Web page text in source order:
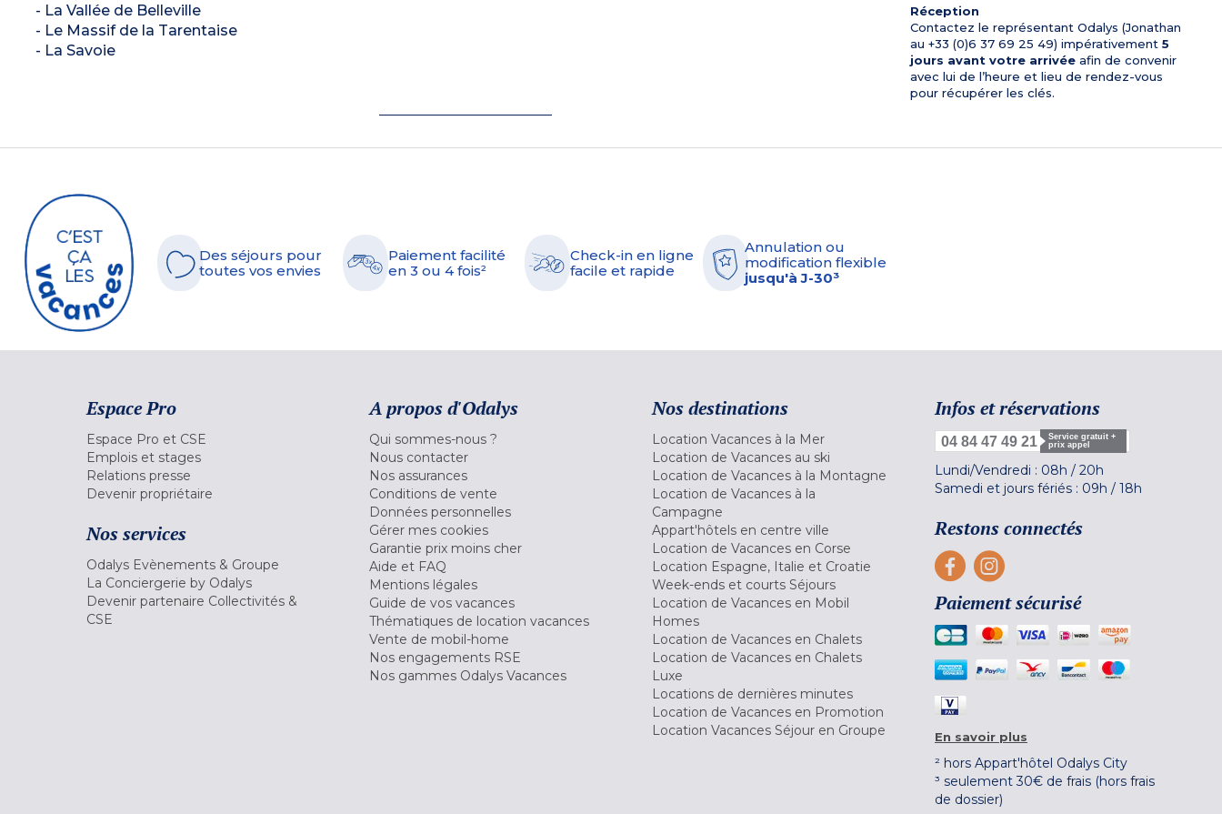
- La Vallée de Belleville
- Le Massif de la Tarentaise
- La Savoie
Réception
Contactez le représentant Odalys (Jonathan
au +33 (0)6 37 69 25 49) impérativement 5
jours avant votre arrivéeafin de convenir
avec lui de l’heure et lieu de rendez-vous
pour récupérer les clés.
Des séjours pour
toutes vos envies
Paiement facilité
en 3 ou 4 fois²
Check-in en ligne
facile et rapide
Annulation ou
modification flexible
jusqu'à J-30³
Espace Pro
Espace Pro et CSE
Emplois et stages
Relations presse
Devenir propriétaire
Nos services
Odalys Evènements & Groupe
La Conciergerie by Odalys
Devenir partenaire Collectivités &
CSE
A propos d'Odalys
Qui sommes-nous ?
Nous contacter
Nos assurances
Conditions de vente
Données personnelles
Gérer mes cookies
Garantie prix moins cher
Aide et FAQ
Mentions légales
Guide de vos vacances
Thématiques de location vacances
Vente de mobil-home
Nos engagements RSE
Nos gammes Odalys Vacances
Nos destinations
Location Vacances à la Mer
Location de Vacances au ski
Location de Vacances à la Montagne
Location de Vacances à la
Campagne
Appart'hôtels en centre ville
Location de Vacances en Corse
Location Espagne, Italie et Croatie
Week-ends et courts Séjours
Location de Vacances en Mobil
Homes
Location de Vacances en Chalets
Location de Vacances en Chalets
Luxe
Locations de dernières minutes
Location de Vacances en Promotion
Location Vacances Séjour en Groupe
Infos et réservations
04 84 47 49 21
Service gratuit +
prix appel
Lundi/Vendredi : 08h / 20h
Samedi et jours fériés : 09h / 18h
Restons connectés
Paiement sécurisé
En savoir plus
² hors Appart'hôtel Odalys City
³ seulement 30€ de frais (hors frais
de dossier)